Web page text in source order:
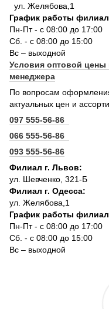
ул. Желябова,1
График работы
Пн-Пт - с 08:00 до 17:00
Сб. - с 08:00 до 15:00
Вс – выходной
Условия оптовой цены
менеджера
По вопросам
актуальных цен и
097 555-56-86
066 555-56-86
093 555-56-86
Филиал г. Львов:
ул. Шевченко, 321-Б
Филиал г. Одесса:
ул. Желябова,1
График работы
Пн-Пт - с 08:00 до 17:00
Сб. - с 08:00 до 15:00
Вс – выходной